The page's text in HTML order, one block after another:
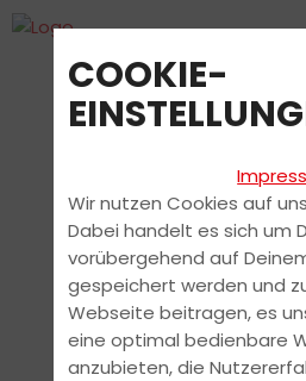
COOKIE-
Wir nutzen Cookies auf
Dabei handelt es sich um
vorübergehend auf
gespeichert werden und
Webseite beitragen, es
eine optimal bedienbare
anzubieten, die